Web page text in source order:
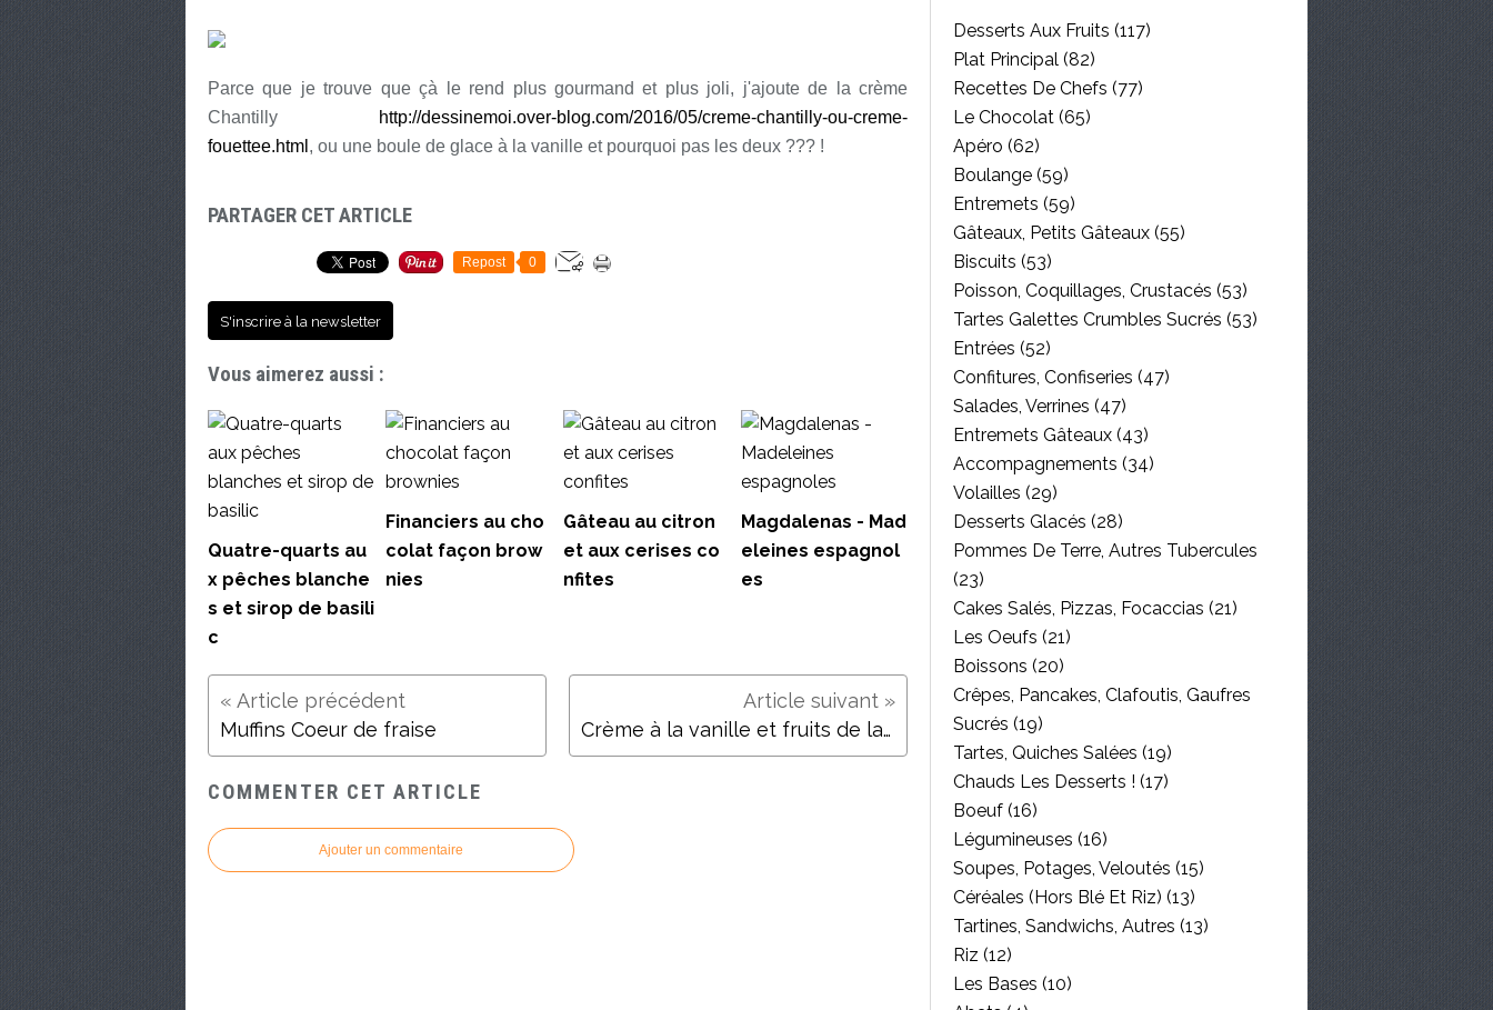
Parce que je trouve que çà le rend plus gourmand et plus joli, j'ajoute de la crème
Chantilly
http://dessinemoi.over-blog.com/2016/05/creme-chantilly-ou-creme-
fouettee.html , ou une boule de glace à la vanille et pourquoi pas les deux ??? !
PARTAGER CET ARTICLE
Repost 0
S'inscrire à la newsletter
Vous aimerez aussi :
Quatre-quarts au
x pêches blanche
s et sirop de basili
c
Financiers au cho
colat façon brow
nies
Gâteau au citron
et aux cerises co
nfites
Magdalenas - Mad
eleines espagnol
es
Muffins Coeur de fraise Crème à la vanille et fruits de la passion
COMMENTER CET ARTICLE
Ajouter un commentaire
Desserts Aux Fruits (117)
Plat Principal (82)
Recettes De Chefs (77)
Le Chocolat (65)
Apéro (62)
Boulange (59)
Entremets (59)
Gâteaux, Petits Gâteaux (55)
Biscuits (53)
Poisson, Coquillages, Crustacés (53)
Tartes Galettes Crumbles Sucrés (53)
Entrées (52)
Confitures, Confiseries (47)
Salades, Verrines (47)
Entremets Gâteaux (43)
Accompagnements (34)
Volailles (29)
Desserts Glacés (28)
Pommes De Terre, Autres Tubercules
(23)
Cakes Salés, Pizzas, Focaccias (21)
Les Oeufs (21)
Boissons (20)
Crêpes, Pancakes, Clafoutis, Gaufres
Sucrés (19)
Tartes, Quiches Salées (19)
Chauds Les Desserts ! (17)
Boeuf (16)
Légumineuses (16)
Soupes, Potages, Veloutés (15)
Céréales (hors Blé Et Riz) (13)
Tartines, Sandwichs, Autres (13)
Riz (12)
Les Bases (10)